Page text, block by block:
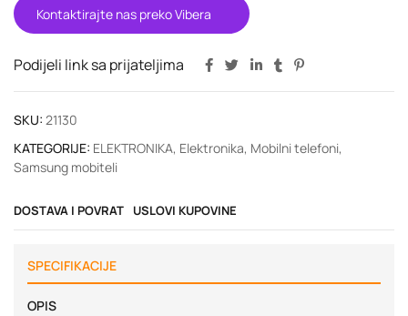
Kontaktirajte nas preko Vibera
Podijeli link sa prijateljima
SKU: 21130
KATEGORIJE: ELEKTRONIKA, Elektronika, Mobilni telefoni,
Samsung mobiteli
DOSTAVA I POVRAT USLOVI KUPOVINE
SPECIFIKACIJE
OPIS